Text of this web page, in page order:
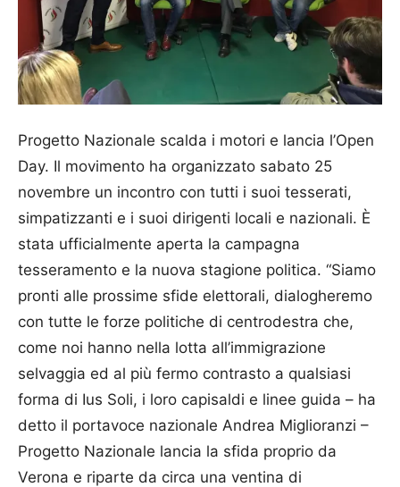
Progetto Nazionale scalda i motori e lancia l’Open
Day. Il movimento ha organizzato sabato 25
novembre un incontro con tutti i suoi tesserati,
simpatizzanti e i suoi dirigenti locali e nazionali. È
stata ufficialmente aperta la campagna
tesseramento e la nuova stagione politica. “Siamo
pronti alle prossime sfide elettorali, dialogheremo
con tutte le forze politiche di centrodestra che,
come noi hanno nella lotta all’immigrazione
selvaggia ed al più fermo contrasto a qualsiasi
forma di Ius Soli, i loro capisaldi e linee guida – ha
detto il portavoce nazionale An­drea Miglioranzi –
Progetto Nazionale lancia la sfida proprio da
Verona e riparte da circa una ventina di